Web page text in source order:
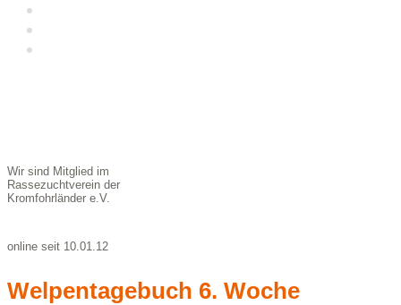
Wir sind Mitglied im
Rassezuchtverein der
Kromfohrländer e.V.
online seit 10.01.12
Welpentagebuch 6. Woche